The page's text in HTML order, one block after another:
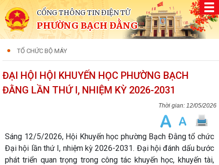
CỔNG THÔNG TIN ĐIỆN TỬ
PHƯỜNG BẠCH ĐẰNG
TỔ CHỨC BỘ MÁY
ĐẠI HỘI HỘI KHUYẾN HỌC PHƯỜNG BẠCH
ĐẰNG LẦN THỨ I, NHIỆM KỲ 2026-2031
12/05/2026
Sáng 12/5/2026, Hội Khuyến học phường Bạch Đằng tổ chức
Đại hội lần thứ I, nhiệm kỳ 2026-2031. Đại hội đánh dấu bước
phát triển quan trọng trong công tác khuyến học, khuyến tài,